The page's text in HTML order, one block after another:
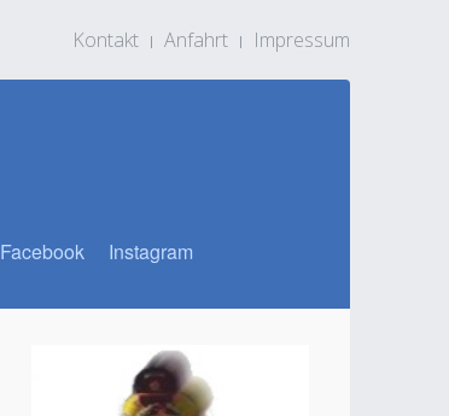
Kontakt Anfahrt Impressum
Facebook Instagram